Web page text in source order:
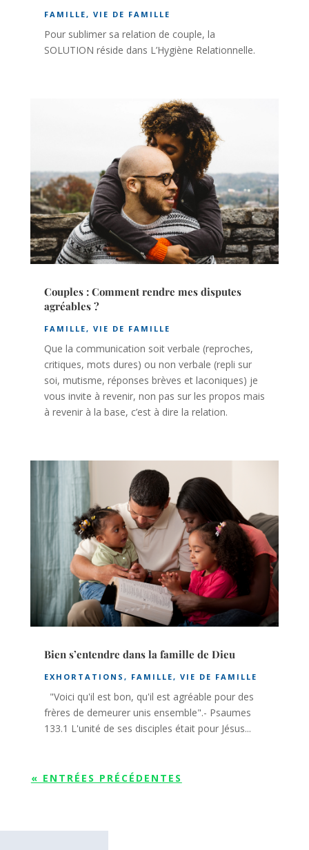
FAMILLE, VIE DE FAMILLE
Pour sublimer sa relation de couple, la
SOLUTION réside dans L’Hygiène Relationnelle.
Couples : Comment rendre mes disputes
agréables ?
FAMILLE, VIE DE FAMILLE
Que la communication soit verbale (reproches,
critiques, mots dures) ou non verbale (repli sur
soi, mutisme, réponses brèves et laconiques) je
vous invite à revenir, non pas sur les propos mais
à revenir à la base, c’est à dire la relation.
Bien s’entendre dans la famille de Dieu
EXHORTATIONS , FAMILLE, VIE DE FAMILLE
"Voici qu'il est bon, qu'il est agréable pour des
frères de demeurer unis ensemble".- Psaumes
133.1 L'unité de ses disciples était pour Jésus...
« ENTRÉES PRÉCÉDENTES